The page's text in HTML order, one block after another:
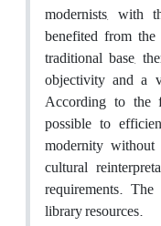
modernists, with
benefited from
traditional base,
objectivity and a
According to the
possible to
modernity
cultural
requirements.
library resources.